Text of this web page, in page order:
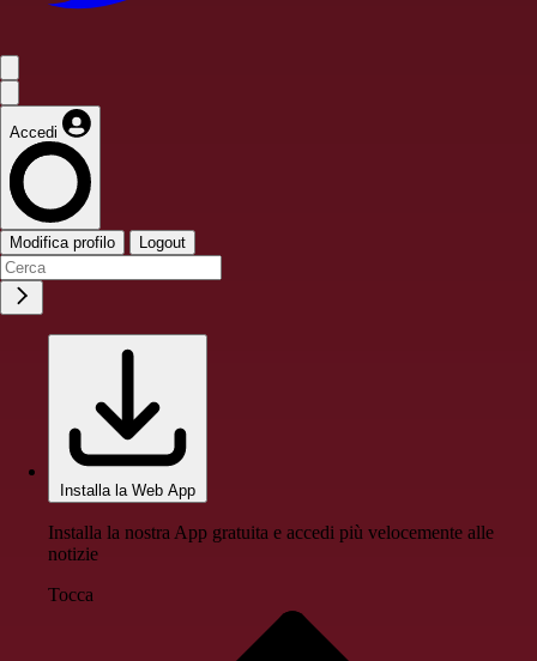
Accedi
Modifica profilo Logout
Installa la Web App
Installa la nostra App gratuita e accedi più velocemente alle
notizie
Tocca